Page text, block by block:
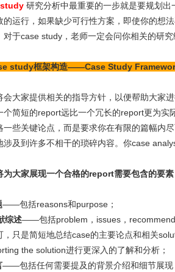
研究分析中最重要的一步就是要规划
的运行，如果缺少可行性方案，即使你的想
对于case study，老师一定会问你相关的研究
study框架构造——Case Study
会大家提供相关的指导方针，以便帮助大家
个简短的report远比一个冗长的report更为
一些关键论点，而是要求你在有限的篇幅内
涉及到许多不相干的琐碎内容。你case
为大家展现一个合格的report需要包含的要素
——包括reasons和purpose；
综述——包括problem，issues，
，只是简短地总结case的主要论点和相关
the solution进行更深入的了解和分析；
——包括任何需要提及的背景介绍和细节展现